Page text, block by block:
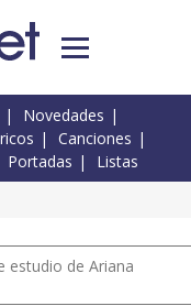
Novedades
Canciones
Portadas Listas
estudio de Ariana